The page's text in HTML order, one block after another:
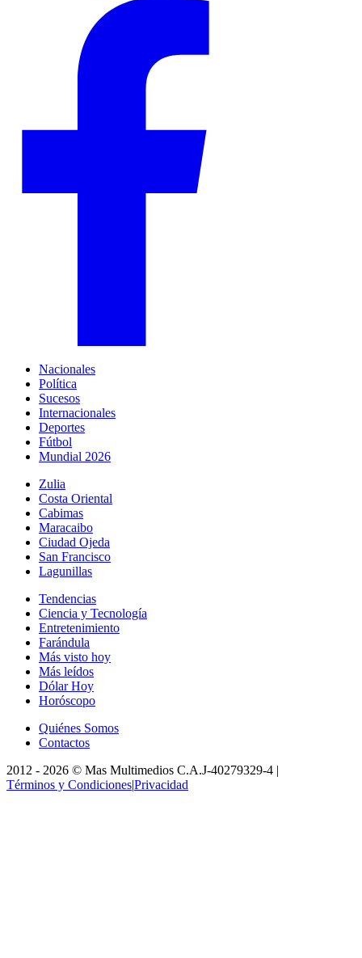
Nacionales
Política
Sucesos
Internacionales
Deportes
Fútbol
Mundial 2026
Zulia
Costa Oriental
Cabimas
Maracaibo
Ciudad Ojeda
San Francisco
Lagunillas
Tendencias
Ciencia y Tecnología
Entretenimiento
Farándula
Más visto hoy
Más leídos
Dólar Hoy
Horóscopo
Quiénes Somos
Contactos
2012 - 2026 © Mas Multimedios C.A.J-40279329-4 |
Términos y Condiciones|Privacidad